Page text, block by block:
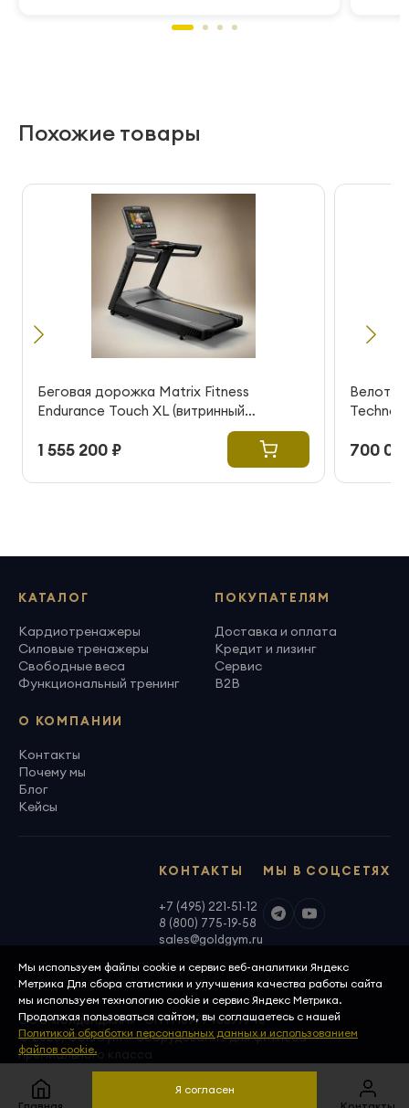
Похожие товары
Беговая дорожка Matrix Fitness
Endurance Touch XL (витринный
1 555 200 ₽ 700
КАТАЛОГ
Кардиотренажеры
Силовые тренажеры
Свободные веса
Функциональный тренинг
ПОКУПАТЕЛЯМ
Доставка и оплата
Кредит и лизинг
Сервис
B2B
О КОМПАНИИ
Контакты
Почему мы
Блог
Кейсы
МЫ В СОЦСЕТЯХ
КОНТАКТЫ
+7 (495) 221-51-12
8 (800) 775-19-58
sales@goldgym.ru
ООО «Голденджим» · ОГРН 1097746699940
© 2026, GoldGym — оборудование для фитнеса
премиального класса
Политика конфиденциальности
Скачать реквизиты
Мы используем файлы cookie и сервис веб-аналитики Яндекс
Метрика Для сбора статистики и улучшения качества работы сайта
мы используем технологию cookie и сервис Яндекс Метрика.
Продолжая пользоваться сайтом, вы соглашаетесь с нашей
Политикой обработки персональных данных и использованием
файлов cookie.
Я согласен